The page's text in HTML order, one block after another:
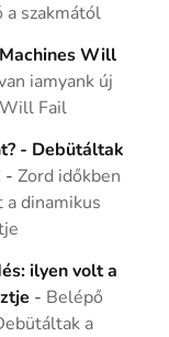
a szakmától
Will
iamyank új
Fail
- Debütáltak
-Zord időkben
dinamikus
ilyen volt a
- Belépő
a